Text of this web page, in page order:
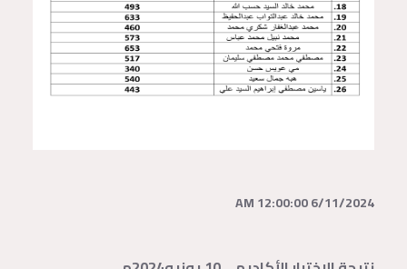
6/11/2024 12:00:00 AM